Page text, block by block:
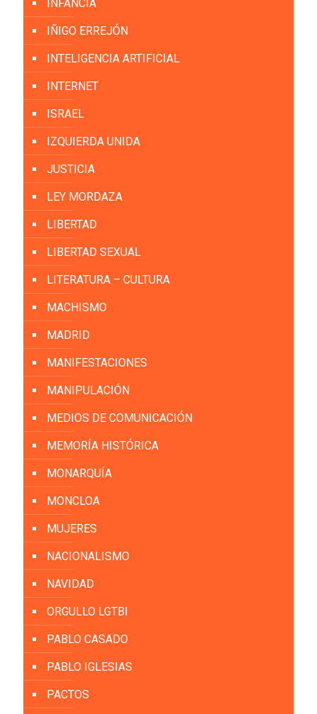
INFANCIA
IÑIGO ERREJÓN
INTELIGENCIA ARTIFICIAL
INTERNET
ISRAEL
IZQUIERDA UNIDA
JUSTICIA
LEY MORDAZA
LIBERTAD
LIBERTAD SEXUAL
LITERATURA – CULTURA
MACHISMO
MADRID
MANIFESTACIONES
MANIPULACIÓN
MEDIOS DE COMUNICACIÓN
MEMORÍA HISTÓRICA
MONARQUÍA
MONCLOA
MUJERES
NACIONALISMO
NAVIDAD
ORGULLO LGTBI
PABLO CASADO
PABLO IGLESIAS
PACTOS